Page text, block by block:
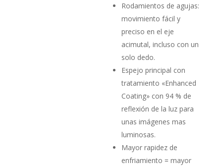
Rodamientos de agujas:
movimiento fácil y
preciso en el eje
acimutal, incluso con un
solo dedo.
Espejo principal con
tratamiento «Enhanced
Coating» con 94 % de
reflexión de la luz para
unas imágenes mas
luminosas.
Mayor rapidez de
enfriamiento = mayor